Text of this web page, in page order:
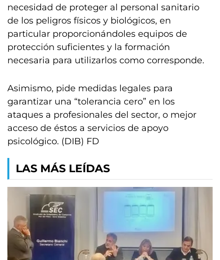
necesidad de proteger al personal sanitario
de los peligros físicos y biológicos, en
particular proporcionándoles equipos de
protección suficientes y la formación
necesaria para utilizarlos como corresponde.
Asimismo, pide medidas legales para
garantizar una “tolerancia cero” en los
ataques a profesionales del sector, o mejor
acceso de éstos a servicios de apoyo
psicológico. (DIB) FD
LAS MÁS LEÍDAS